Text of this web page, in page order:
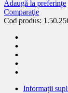
Adaugă la preferințe
Comparaţie
Cod produs:
Informații